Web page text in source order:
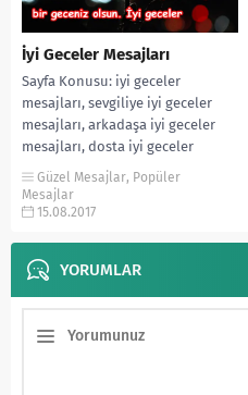
İyi Geceler Mesajları
Sayfa Konusu: iyi geceler
mesajları, sevgiliye iyi geceler
mesajları, arkadaşa iyi geceler
mesajları, dosta iyi geceler
mesajları, iyi geceler mesajları...
Güzel Mesajlar, Popüler
Mesajlar
15.08.2017
YORUMLAR